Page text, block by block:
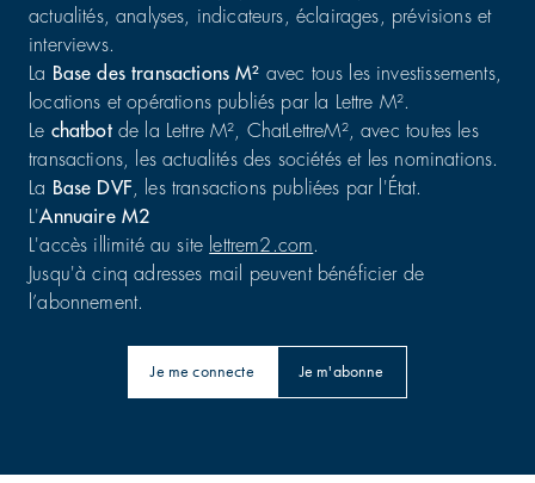
actualités, analyses, indicateurs, éclairages, prévisions et
interviews.
La Base des transactions M² avec tous les investissements,
locations et opérations publiés par la Lettre M².
Le chatbotde la Lettre M², ChatLettreM², avec toutes les
transactions, les actualités des sociétés et les nominations.
La Base DVF , les transactions publiées par l'État.
L'Annuaire M2
L'accès illimité au site lettrem2.com.
Jusqu'à cinq adresses mail peuvent bénéficier de
l’abonnement.
Je me connecte Je m'abonne